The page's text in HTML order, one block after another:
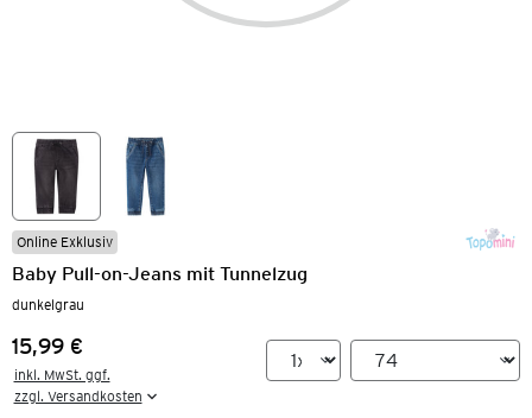
Online Exklusiv
Baby Pull-on-Jeans mit Tunnelzug
dunkelgrau
Preis:
15,99 €
inkl. MwSt. ggf.
zzgl. Versandkosten